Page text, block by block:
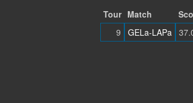
Tour Match
9
GELa-LAPa